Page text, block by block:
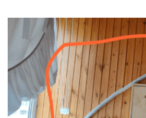
Диагностика
Демонтаж
Монтаж в 2 этапа (трасса,
штробление)